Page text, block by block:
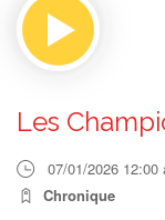
Les
07/01/2026 12:00
Chronique